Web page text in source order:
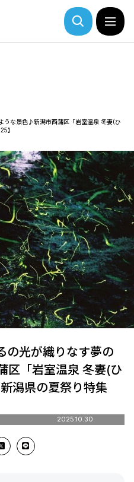
うな景色♪新潟市西蒲区「岩室温泉 冬妻(ひ
】
の光が織りなす夢の
区「岩室温泉 冬妻(ひ
潟県の夏祭り特集
2025.10.30